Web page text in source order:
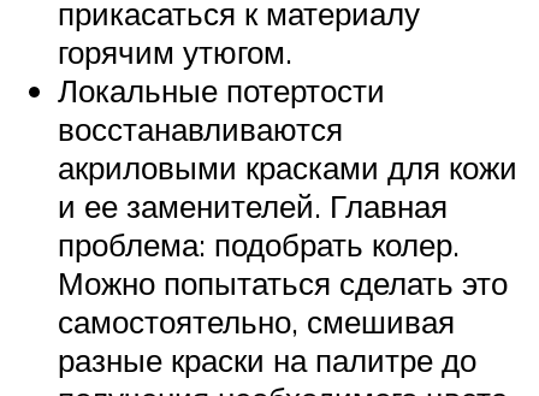
прикасаться к материалу
горячим утюгом.
Локальные потертости
восстанавливаются
акриловыми красками для кожи
и ее заменителей. Главная
проблема: подобрать колер.
Можно попытаться сделать это
самостоятельно, смешивая
разные краски на палитре до